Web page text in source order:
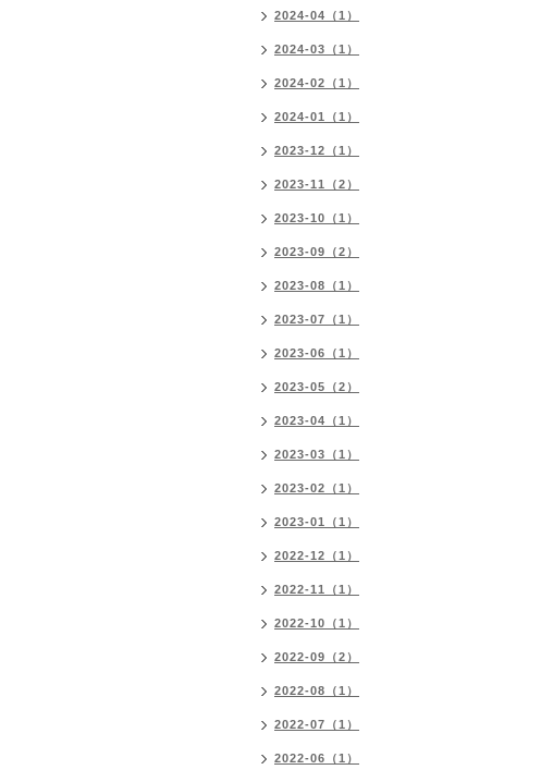
2024-04（1）
2024-03（1）
2024-02（1）
2024-01（1）
2023-12（1）
2023-11（2）
2023-10（1）
2023-09（2）
2023-08（1）
2023-07（1）
2023-06（1）
2023-05（2）
2023-04（1）
2023-03（1）
2023-02（1）
2023-01（1）
2022-12（1）
2022-11（1）
2022-10（1）
2022-09（2）
2022-08（1）
2022-07（1）
2022-06（1）